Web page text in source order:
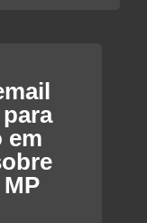
em